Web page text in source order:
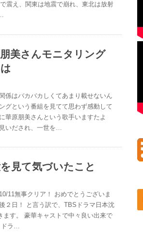
震え、関東は地震で崩れ、東北は放射
美さんモニタリング
係はバカバカしくてあまり載せないん
グという番組を見てて思わず感動して
華原朋美さんという歌手いますたよ
いだされ、一世を…
見て気づいたこと
11無事クリア！ おめでとうございま
２日！ と言う訳で、TBSドラマ日本沈
ます。 豪華キャストで中々良い出来で
ドラ…